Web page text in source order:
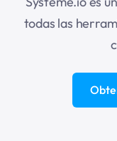
todas las